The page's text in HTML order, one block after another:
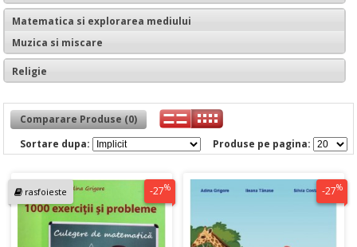
Matematica si explorarea mediului
Muzica si miscare
Religie
Comparare Produse (0)
Produse pe pagina:
Sortare dupa:
rasfoieste -27% -27%